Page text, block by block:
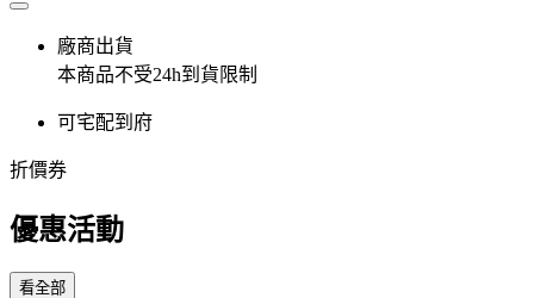
廠商出貨
本商品不受24h到貨限制
可宅配到府
折價券
優惠活動
看全部